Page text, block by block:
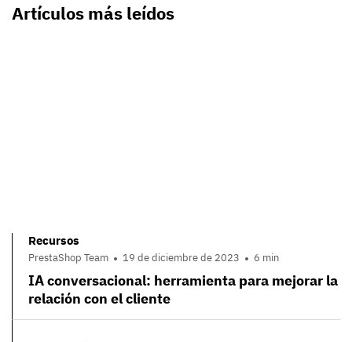
Artículos más leídos
Recursos
PrestaShop Team 19 de diciembre de 2023 6 min
IA conversacional: herramienta para mejorar la
relación con el cliente